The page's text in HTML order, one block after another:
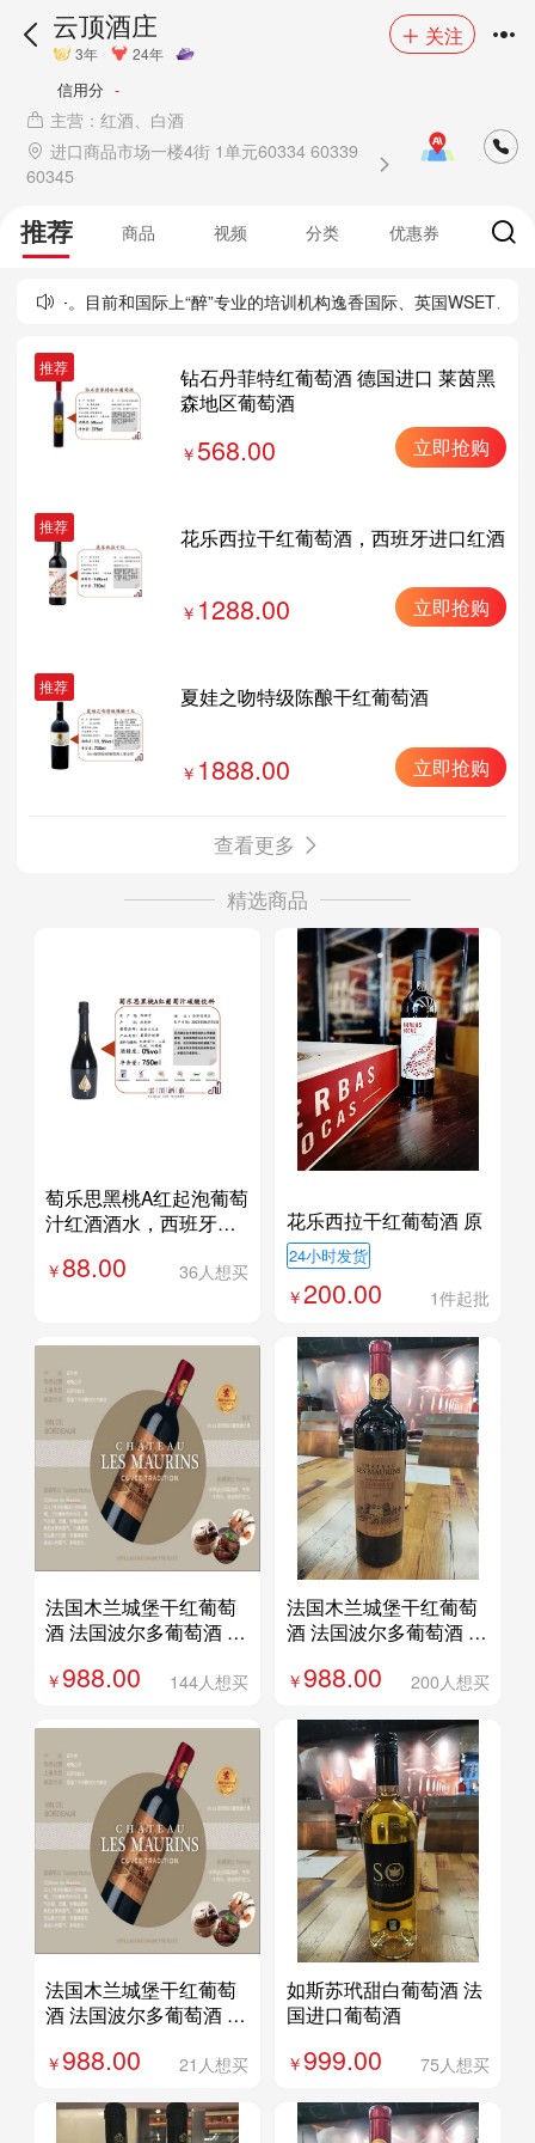
云顶酒庄
3年 24年
关注
信用分 -
主营：红酒、白酒
60345
推荐 商品 视频 分类 优惠券
。目前和国际上“醉”专业的培训机构逸香国际、英国WSET、美国
钻石丹菲特红葡萄酒 德国进口 莱茵黑
森地区葡萄酒
568.00 立即抢购
推荐
花乐西拉干红葡萄酒，西班牙进口红酒
1288.00 立即抢购
推荐
夏娃之吻特级陈酿干红葡萄酒
1888.00 立即抢购
推荐
查看更多
精选商品
萄乐思黑桃A红起泡葡萄
汁红酒酒水，西班牙葡
88.00 36人想买
花乐西拉干红葡萄酒 原
装原瓶进口
24小时发货
200.00 1件起批
法国木兰城堡干红葡萄
酒 法国波尔多葡萄酒 法
988.00 144人想买
法国木兰城堡干红葡萄
酒 法国波尔多葡萄酒 法
988.00 200人想买
法国木兰城堡干红葡萄
酒 法国波尔多葡萄酒 法
988.00 21人想买
如斯苏玳甜白葡萄酒 法
国进口葡萄酒
999.00 75人想买